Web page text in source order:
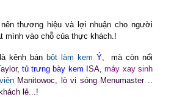
nên thương hiệu và lợi nhuận cho người
mình vào chỗ của thực khách.!
kênh bán bột làm kem Ý, mà còn nổi
tủ trưng bày kem ISA,máy xay sinh
Manitowoc, lò vi sóng Menumaster ..
lẻ...!